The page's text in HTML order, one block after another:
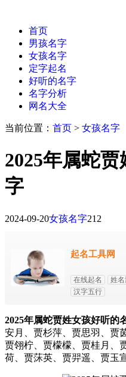
首页
男孩名字
女孩名字
定字起名
好听的名字
名字分析
网名大全
当前位置： 首页 > 女孩名字
2025年属蛇
字
2024-09-20女孩名字212
起名工具网
在线起名 姓
汉字五行
2025年属蛇贾姓女孩好听的
安月、贾杉萍、贾思羽、贾
贾翎柠、贾檬檬、贾桂月、
荷、贾莯英、贾羿遥、贾玉